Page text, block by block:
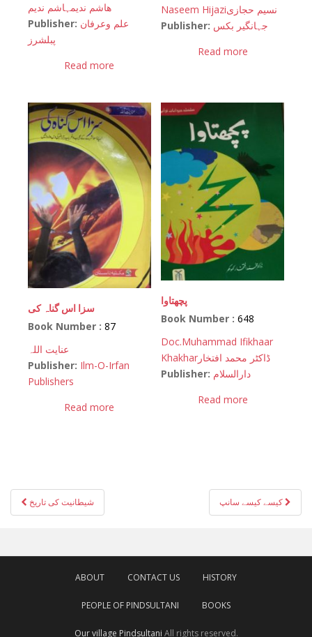
ھاشم ندیمہاشم ندیم
Publisher: علم وعرفان
پبلشرز
Read more
Naseem Hijaziنسیم حجازی
Publisher: جہانگیر بکس
Read more
سزا اس گناہ کی
Book Number : 87
عنایت اللہ
Publisher: Ilm-O-Irfan
Publishers
Read more
پچھتاوا
Book Number :648
Doc.Muhammad Ifikhaar
Khakhar ڈاکٹر محمد افتخار
Publisher: دارالسلام
Read more
Post
navigation
شیطانیت کی تاریخ
ABOUT CONTACT US HISTORY
PEOPLE OF PINDSULTANI BOOKS
Our village Pindsultani All rights reserved.